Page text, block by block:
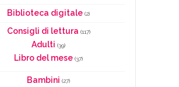
Biblioteca digitale (2)
Consigli di lettura (117)
Adulti (39)
Libro del mese (37)
Bambini (27)